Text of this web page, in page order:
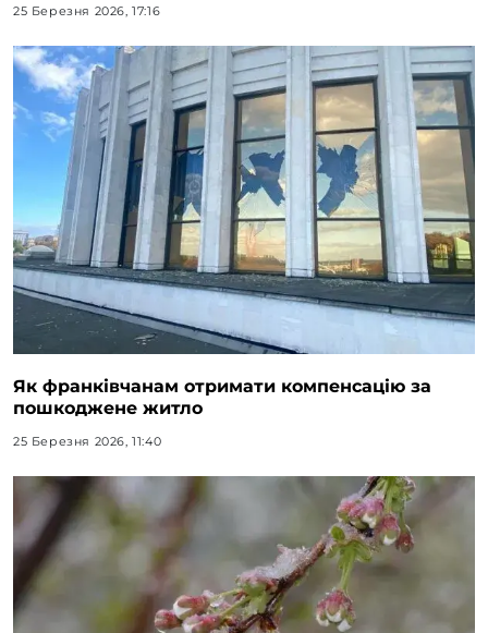
25 Березня 2026, 17:16
Як франківчанам отримати компенсацію за
пошкоджене житло
25 Березня 2026, 11:40